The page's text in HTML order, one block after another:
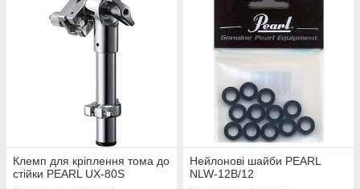
Клемп для кріплення тома до
стійки PEARL UX-80S
Нейлонові шайби PEARL
NLW-12B/12